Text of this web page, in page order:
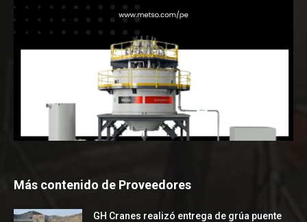
Más contenido de Proveedores
GH Cranes realizó entrega de grúa puente